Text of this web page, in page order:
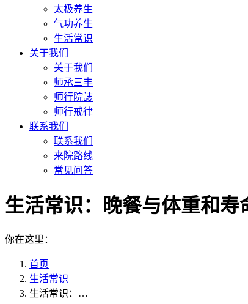
太极养生
气功养生
生活常识
关于我们
关于我们
师承三丰
师行院誌
师行戒律
联系我们
联系我们
来院路线
常见问答
生活常识：晚餐与体重和寿
你在这里：
首页
生活常识
生活常识：…